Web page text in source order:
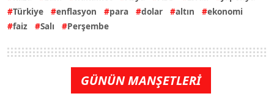
Türkiye
enflasyon para dolar altın
ekonomi
faiz
Salı Perşembe
GÜNÜN MANŞETLERİ